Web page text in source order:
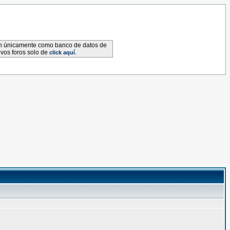
como banco de datos de
foros solo de click aquí.